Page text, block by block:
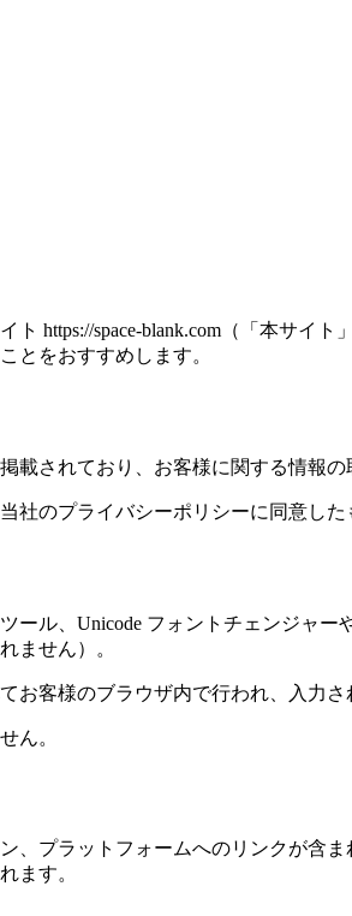
ト https://space-blank.com（「本サイ
とをおすすめします。
載されており、お客様に関する情報の
社のプライバシーポリシーに同意した
ール、Unicode フォントチェンジャ
ません）。
お客様のブラウザ内で行われ、入力
ん。
、プラットフォームへのリンクが含
ます。